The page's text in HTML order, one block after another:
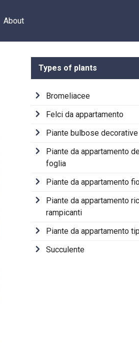
About
Types of plants
Bromeliacee
Felci da appartamento
Piante bulbose decorative
Piante da appartamento
foglia
Piante da appartamento
Piante da appartamento
rampicanti
Piante da appartamento
Succulente